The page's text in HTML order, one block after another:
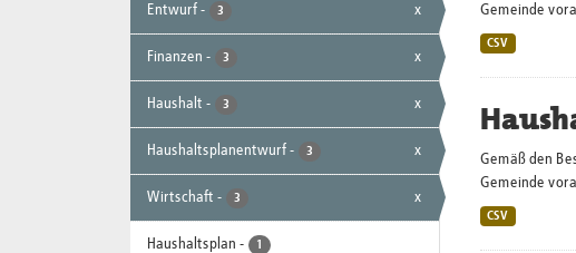
Entwurf - 3 x
Finanzen - 3 x
Haushalt - 3 x
Haushaltsplanentwurf - 3 x
Wirtschaft - 3 x
Haushaltsplan - 1
Gemeinde
CSV
Gemäß den
Gemeinde
CSV